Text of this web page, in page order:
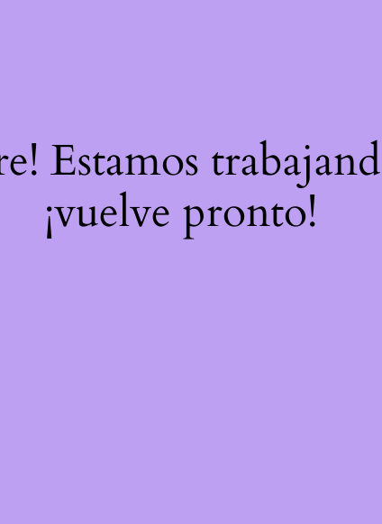
Estamos
¡vuelve pronto!